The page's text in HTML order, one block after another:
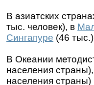
В азиатских
тыс. человек), в
Сингапуре (46
В Океании
населения
населения